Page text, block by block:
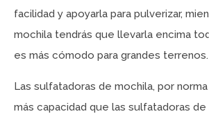
facilidad y apoyarla para pulverizar,
mochila tendrás que llevarla encima
es más cómodo para grandes terrenos.
Las sulfatadoras de mochila, por
más capacidad que las sulfatadoras de